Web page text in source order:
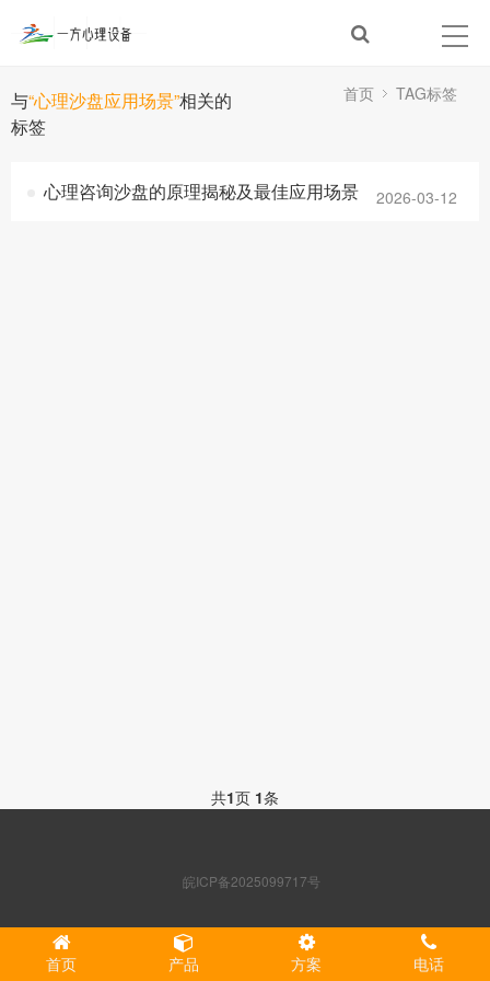
与“心理沙盘应用场景”相关的
标签
首页 TAG标签
心理咨询沙盘的原理揭秘及最佳应用场景 2026-03-12
共1页 1条
皖ICP备2025099717号
首页 产品 方案 电话